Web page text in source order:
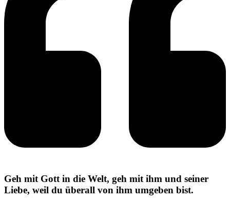
Geh mit Gott in die Welt, geh mit ihm und seiner
Liebe, weil du überall von ihm umgeben bist.